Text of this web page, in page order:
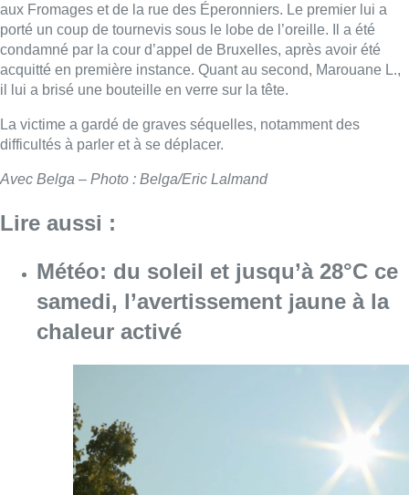
aux Fromages et de la rue des Éperonniers. Le premier lui a
porté un coup de tournevis sous le lobe de l’oreille. Il a été
condamné par la cour d’appel de Bruxelles, après avoir été
acquitté en première instance. Quant au second, Marouane L.,
il lui a brisé une bouteille en verre sur la tête.
La victime a gardé de graves séquelles, notamment des
difficultés à parler et à se déplacer.
Avec Belga – Photo : Belga/Eric Lalmand
Lire aussi :
Météo: du soleil et jusqu’à 28°C ce
samedi, l’avertissement jaune à la
chaleur activé